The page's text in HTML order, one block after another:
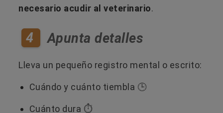
necesario acudir al veterinario.
4 Apunta detalles
Lleva un pequeño registro mental o escrito:
Cuándo y cuánto tiembla 🕒
Cuánto dura ⏱️